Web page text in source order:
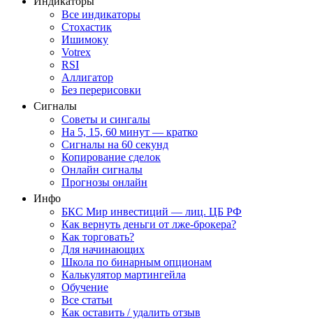
Все индикаторы
Стохастик
Ишимоку
Votrex
RSI
Аллигатор
Без перерисовки
Сигналы
Советы и сингалы
На 5, 15, 60 минут — кратко
Сигналы на 60 секунд
Копирование сделок
Онлайн сигналы
Прогнозы онлайн
Инфо
БКС Мир инвестиций — лиц. ЦБ РФ
Как вернуть деньги от лже-брокера?
Как торговать?
Для начинающих
Школа по бинарным опционам
Калькулятор мартингейла
Обучение
Все статьи
Как оставить / удалить отзыв